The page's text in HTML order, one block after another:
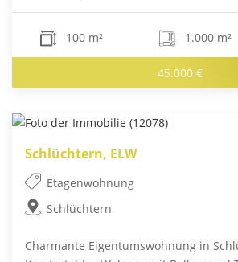
100 m² 1.000 m²
45.000 €
Schlüchtern, ELW
Etagenwohnung
Schlüchtern
Charmante Eigentumswohnung in